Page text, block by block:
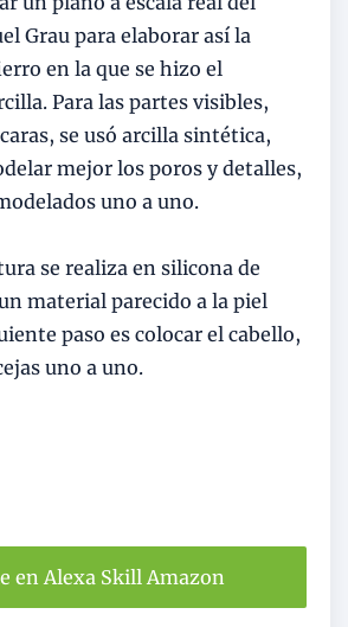
Grau para elaborar así la
en la que se hizo el
Para las partes visibles,
se usó arcilla sintética,
mejor los poros y detalles,
uno a uno.
se realiza en silicona de
material parecido a la piel
paso es colocar el cabello,
uno a uno.
en Alexa Skill Amazon